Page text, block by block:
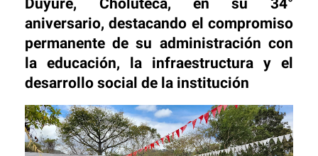
aniversario, destacando el compromiso
permanente de su administración con
la educación, la infraestructura y el
desarrollo social de la institución